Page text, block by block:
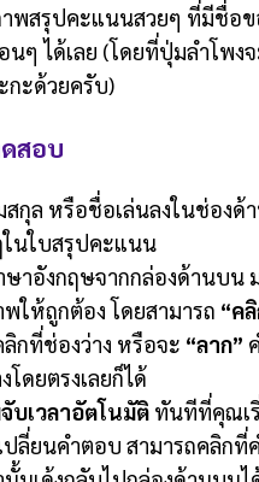
พสรุปคะแนนสวยๆ ที่มีชื่อ
นๆ ได้เลย (โดยที่ปุ่มลำโพง
กะด้วยครับ)
สอบ
กุล หรือชื่อเล่นลงในช่องด้
นใบสรุปคะแนน
าอังกฤษจากกล่องด้านบน
พให้ถูกต้อง โดยสามารถ “ค
กที่ช่องว่าง หรือจะ “ลาก”
โดยตรงเลยก็ได้
จับเวลาอัตโนมัติ ทันทีที่คุณเ
ปลี่ยนคำตอบ สามารถคลิกที่